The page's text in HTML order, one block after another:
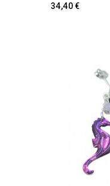
34,40 €